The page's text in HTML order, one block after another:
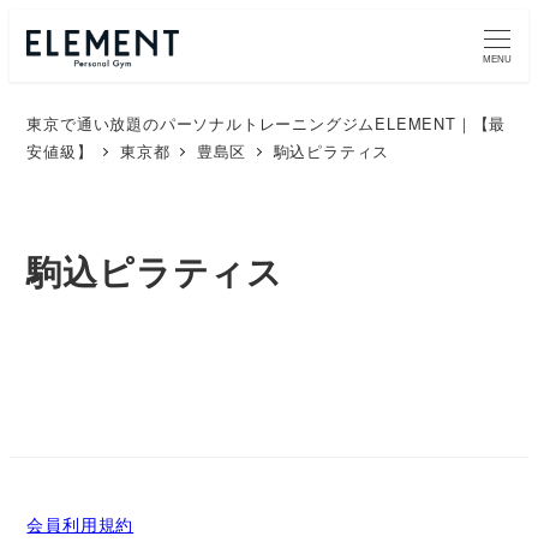
メ
イ
コ
ン
ツ
へ
MENU
東京で通い放題のパーソナルトレーニングジムELEMENT｜【最
安値級】
東京都 豊島区 駒込ピラティス
駒込ピラティス
会員利用規約